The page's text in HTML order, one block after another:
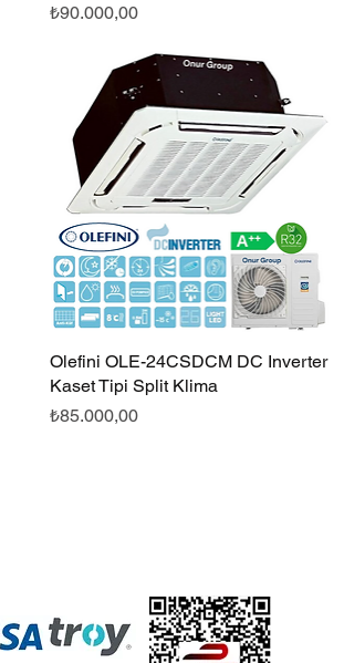
Fiyat
₺90.000,00
Hızlı Bakış
Olefini OLE-24CSDCM DC Inverter
Kaset Tipi Split Klima
Fiyat
₺85.000,00